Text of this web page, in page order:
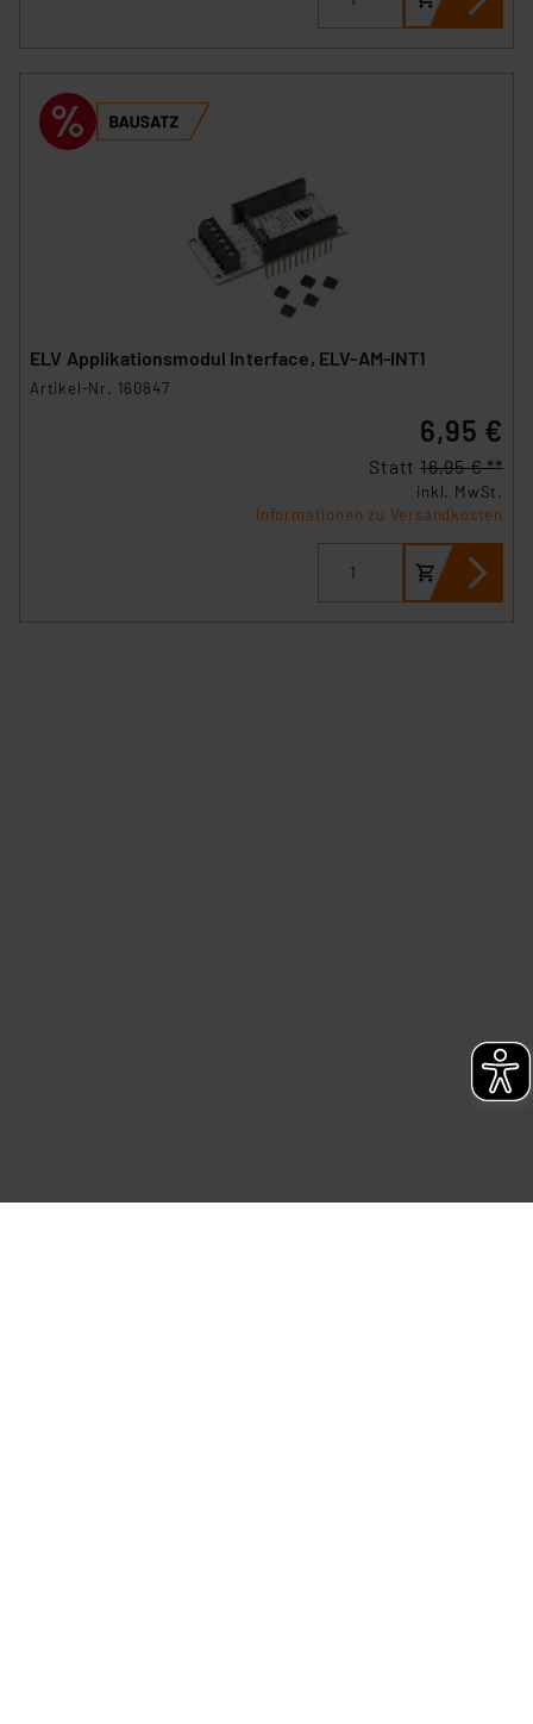
ELV Applikationsmodul Interface, ELV-AM-INT1
Artikel-Nr. 160847
6,95 €
Statt 16,95 € **
inkl. MwSt.
Informationen zu Versandkosten